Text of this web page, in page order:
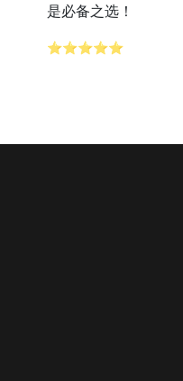
是必备之选！
⭐⭐⭐⭐⭐